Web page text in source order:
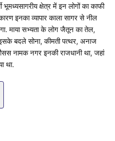
भूमध्यसागरीय क्षेत्र में इन लोगों का काफी
इनका व्यापार काला सागर से नील
माया सभ्यता के लोग जैतून का तेल,
बदले सोना, कीमती पत्थर, अनाज
नामक नगर इनकी राजधानी था, जहां
था.